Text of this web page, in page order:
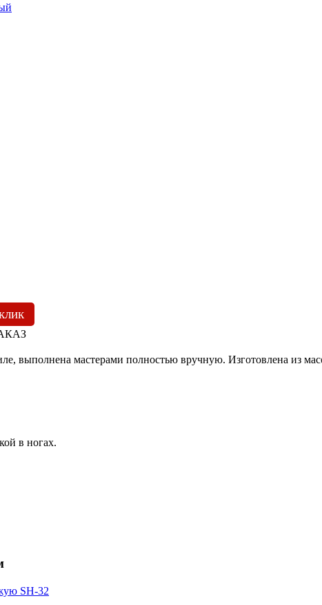
выполнена мастерами полностью вручную. Изготовлена из
в ногах.